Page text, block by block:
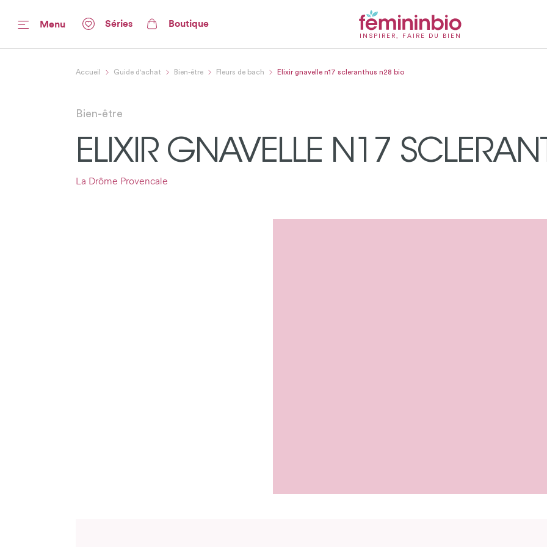
Menu Séries Boutique
INSPIRER, FAIRE DU BIEN
Accueil Guide d'achat Bien-être Fleurs de bach Elixir gnavelle n17 scleranthus n28 bio
Bien-être
ELIXIR GNAVELLE N17
La Drôme Provencale